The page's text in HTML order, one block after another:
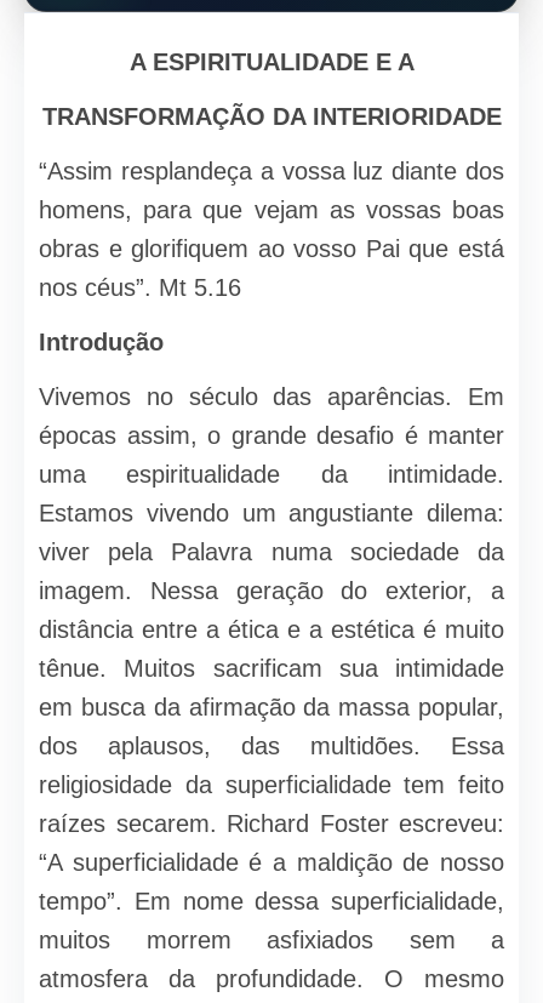
A ESPIRITUALIDADE E A
TRANSFORMAÇÃO DA INTERIORIDADE
“Assim resplandeça a vossa luz diante dos
homens, para que vejam as vossas boas
obras e glorifiquem ao vosso Pai que está
nos céus”. Mt 5.16
Introdução
Vivemos no século das aparências. Em
épocas assim, o grande desafio é manter
uma espiritualidade da intimidade.
Estamos vivendo um angustiante dilema:
viver pela Palavra numa sociedade da
imagem. Nessa geração do exterior, a
distância entre a ética e a estética é muito
tênue. Muitos sacrificam sua intimidade
em busca da afirmação da massa popular,
dos aplausos, das multidões. Essa
religiosidade da superficialidade tem feito
raízes secarem. Richard Foster escreveu:
“A superficialidade é a maldição de nosso
tempo”. Em nome dessa superficialidade,
muitos morrem asfixiados sem a
atmosfera da profundidade. O mesmo